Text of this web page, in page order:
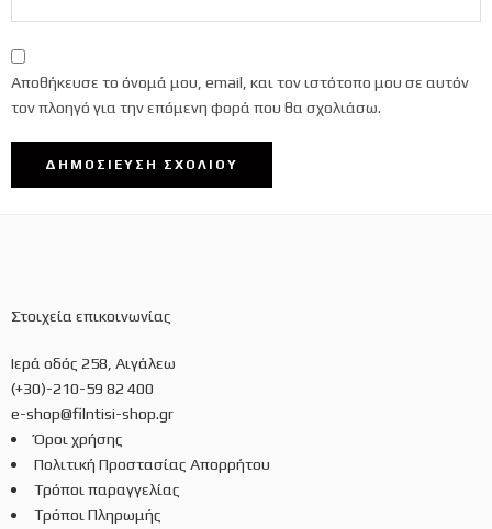
Αποθήκευσε το όνομά μου, email, και τον ιστότοπο μου σε αυτόν
τον πλοηγό για την επόμενη φορά που θα σχολιάσω.
Στοιχεία επικοινωνίας
Ιερά οδός 258, Αιγάλεω
(+30)-210-59 82 400
e-shop@filntisi-shop.gr
Όροι χρήσης
Πολιτική Προστασίας Απορρήτου
Τρόποι παραγγελίας
Τρόποι Πληρωμής